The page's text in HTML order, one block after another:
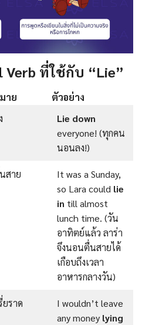
Verb ที่ใช้กับ “Lie”
าย
ตัวอย่าง
Lie down
everyone! (ทุกคน
นอนลง!)
สาย
It was a Sunday,
so Lara could lie
in till almost
lunch time. (วัน
อาทิตย์แล้ว ลาร่า
จึงนอนตื่นสายได้
เกือบถึงเวลา
อาหารกลางวัน)
ยราด
I wouldn’t leave
any money lying